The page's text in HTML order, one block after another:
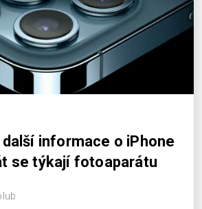
informace o iPhone
se týkají fotoaparátu